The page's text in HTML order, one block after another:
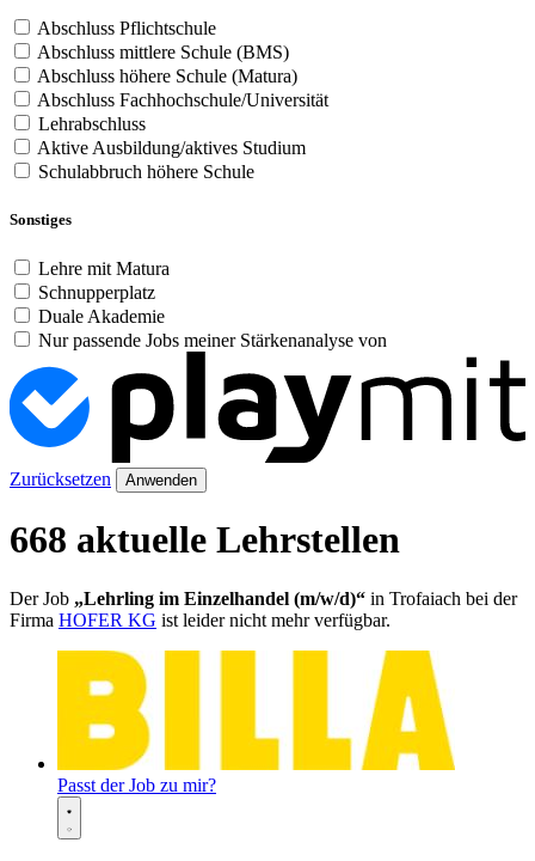
Abschluss Pflichtschule
Abschluss mittlere Schule (BMS)
Abschluss höhere Schule (Matura)
Abschluss Fachhochschule/Universität
Lehrabschluss
Aktive Ausbildung/aktives Studium
Schulabbruch höhere Schule
Sonstiges
Lehre mit Matura
Schnupperplatz
Duale Akademie
Nur passende Jobs meiner Stärkenanalyse von
Zurücksetzen Anwenden
668 aktuelle Lehrstellen
Der Job „Lehrling im Einzelhandel (m/w/d)“ in Trofaiach bei der
Firma HOFER KG ist leider nicht mehr verfügbar.
Passt der Job zu mir?